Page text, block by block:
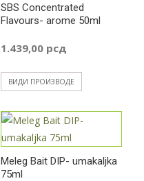
SBS Concentrated
Flavours- arome 50ml
1.439,00 рсд
ВИДИ ПРОИЗВОДЕ
Meleg Bait DIP- umakaljka
75ml